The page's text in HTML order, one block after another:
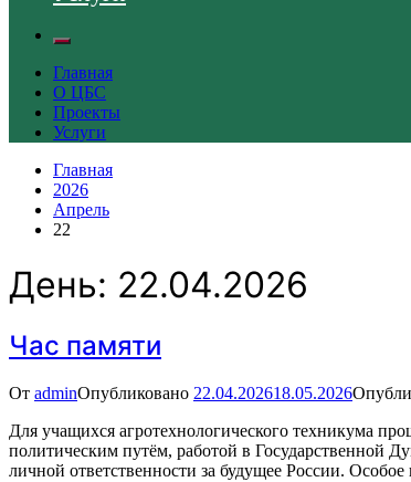
Главная
О ЦБС
Проекты
Услуги
Главная
2026
Апрель
22
День: 22.04.2026
Час памяти
От adminОпубликовано 22.04.202618.05.2026
Для учащихся агротехнологического техникума
политическим путём, работой в Государственной
личной ответственности за будущее России.